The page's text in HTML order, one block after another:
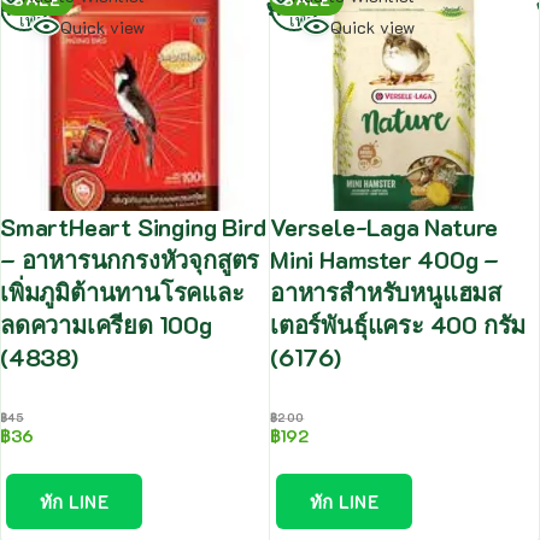
Quick view
SmartHeart Singing Bird
– อาหารนกกรงหัวจุกสูตร
เพิ่มภูมิต้านทานโรคและ
ลดความเครียด 100g
(4838)
฿45
฿36
ทัก LINE
เพิ่ม
Quick view
Versele-Laga Nature
Mini Hamster 400g –
อาหารสำหรับหนูแฮมส
เตอร์พันธุ์แคระ 400 กรัม
(6176)
฿200
฿192
ทัก LINE
เพิ่ม